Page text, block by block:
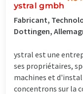
ystral gmbh
Fabricant,
Dottingen,
ystral est une
ses propriétaires,
machines et
concentrons sur la